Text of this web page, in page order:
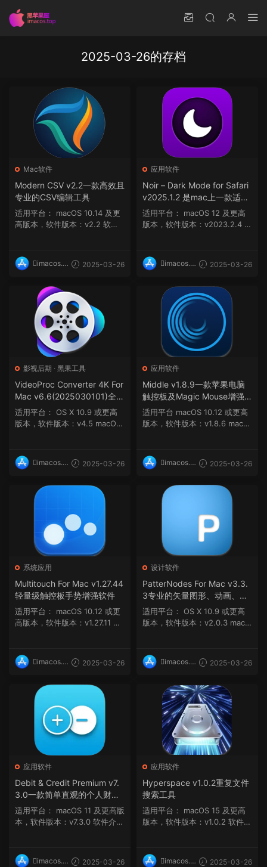
2025-03-26的存档
Mac软件
Modern CSV v2.2一款高效且
专业的CSV编辑工具
适用平台： macOS 10.14 及更
高版本，软件版本：v2.2 软件
imacos.t
2025-03-26
应用软件
Noir – Dark Mode for Safari
v2025.1.2 是mac上一款适用
于Safari浏览器的深色模式插
件
适用平台： macOS 12 及更高
版本，软件版本：v2023.2.4 m
imacos.t
2025-03-26
影视后期 · 黑果工具
VideoProc Converter 4K For
Mac v6.6(2025030101)全新
的4K视频处理转换工具
适用平台： OS X 10.9 或更高
版本，软件版本：v4.5 macOS
imacos.t
2025-03-26
应用软件
Middle v1.8.9一款苹果电脑
触控板及Magic Mouse增强
工具
适用平台 macOS 10.12 或更高
版本，软件版本：v1.8.6 macO
imacos.t
2025-03-26
系统应用
Multitouch For Mac v1.27.44
轻量级触控板手势增强软件
适用平台： macOS 10.12 或更
高版本，软件版本：v1.27.11 ma
imacos.t
2025-03-26
设计软件
PatterNodes For Mac v3.3.
3专业的矢量图形、动画、插
图设计工具
适用平台： OS X 10.9 或更高
版本，软件版本：v2.0.3 macO
imacos.t
2025-03-26
应用软件
Debit & Credit Premium v7.
3.0一款简单直观的个人财物
管理工具
适用平台： macOS 11 及更高版
本，软件版本：v7.3.0 软件介绍
imacos.t
2025-03-26
应用软件
Hyperspace v1.0.2重复文件
搜索工具
适用平台： macOS 15 及更高
版本，软件版本：v1.0.2 软件介
imacos.t
2025-03-26